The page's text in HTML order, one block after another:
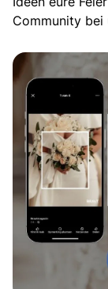
Community
Echte